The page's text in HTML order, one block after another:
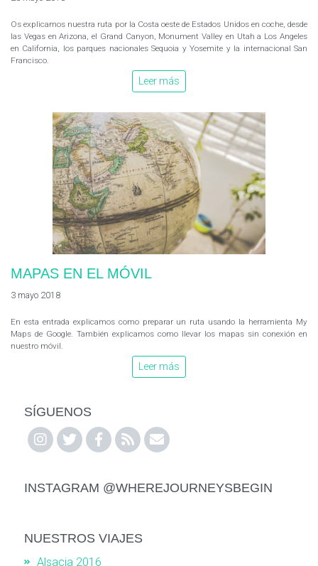
Os explicamos nuestra ruta por la Costa oeste de Estados Unidos en coche, desde
las Vegas en Arizona, el Grand Canyon, Monument Valley en Utah a Los Angeles
en California, los parques nacionales Sequoia y Yosemite y la internacional San
Francisco.
Leer más
MAPAS EN EL MÓVIL
3 mayo 2018
En esta entrada explicamos como preparar un ruta usando la herramienta My
Maps de Google. También explicamos como llevar los mapas sin conexión en
nuestro móvil.
Leer más
SÍGUENOS
INSTAGRAM @WHEREJOURNEYSBEGIN
NUESTROS VIAJES
Alsacia 2016